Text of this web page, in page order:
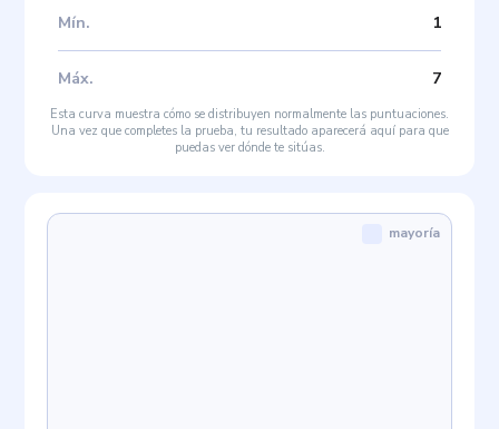
Mín. 1
Máx. 7
Esta curva muestra cómo se distribuyen normalmente las puntuaciones.
Una vez que completes la prueba, tu resultado aparecerá aquí para que
puedas ver dónde te sitúas.
mayoría